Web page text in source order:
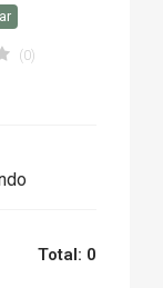
(0)
Total: 0